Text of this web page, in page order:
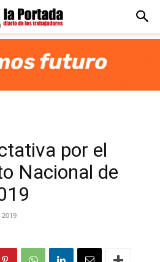
por el
Nacional de